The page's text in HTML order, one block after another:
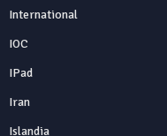
International
IOC
IPad
Iran
Islandia